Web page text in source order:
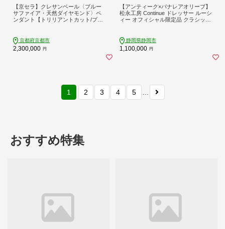
【京セラ】クレサンベール〈ブルー
サファイア・天然ダイヤモンド〉ペ
ンダント【トリリアントカット/プラ
京都府京都市
2,300,000 円
【アンティーク×パナレアオリーブ】
松永工房 Continue ドレッサー ルーシ
ィー オフィシャル限定品 クラシック
メイク メイク コスメ アクセサリー
収納 カンティーニュ
静岡県静岡市
1,100,000 円
1 2 3 4 5
おすすめ特集